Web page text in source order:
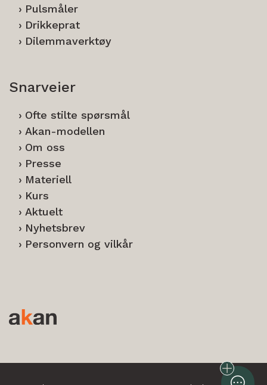
Pulsmåler
Drikkeprat
Dilemmaverktøy
Snarveier
Ofte stilte spørsmål
Akan-modellen
Om oss
Presse
Materiell
Kurs
Aktuelt
Nyhetsbrev
Personvern og vilkår